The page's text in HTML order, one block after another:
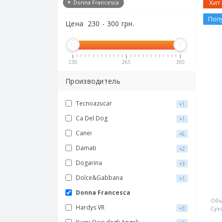
Donna Francesca
Цена 230 - 300 грн.
230 265 300
Производитель
Tecnoazucar +1
Ca Del Dog +1
Canei +6
Damati +2
Dogarina +3
Dolce&Gabbana +1
Donna Francesca
Hardys VR
+3